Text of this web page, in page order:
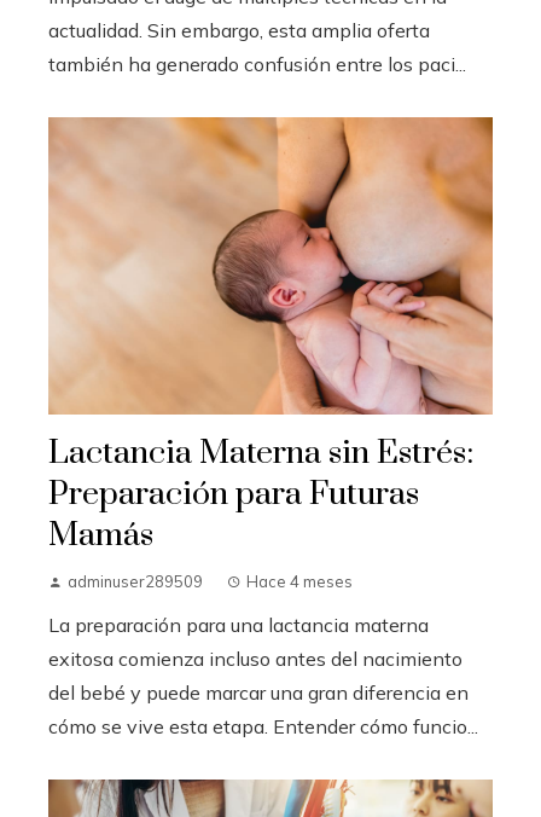
actualidad. Sin embargo, esta amplia oferta
también ha generado confusión entre los paci...
Lactancia Materna sin Estrés:
Preparación para Futuras
Mamás
adminuser289509 Hace 4 meses
La preparación para una lactancia materna
exitosa comienza incluso antes del nacimiento
del bebé y puede marcar una gran diferencia en
cómo se vive esta etapa. Entender cómo funcio...